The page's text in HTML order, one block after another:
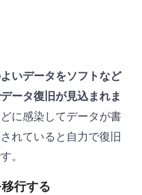
いデータをソフトなど
ータ復旧が見込まれま
に感染してデータが書
れていると自力で復旧
。
行する